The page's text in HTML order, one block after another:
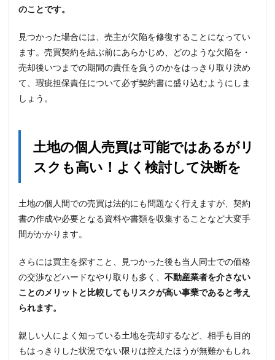
のことです。
見つかった場合には、売主が欠陥を修復することになってい
ます。売買契約を結ぶ前にあらかじめ、どのような欠陥を・
売却後いつまでの期間の責任を負うのかをはっきり取り決め
て、瑕疵担保責任について必ず契約書に盛り込むようにしま
しょう。
土地の個人売買は可能ではあるがリ
スクも高い！よく検討して決断を
土地の個人間での売買は法的にも問題なく行えますが、契約
書の作成や必要となる資料や書類を収集することなど大変手
間がかかります。
さらには買主を探すこと、見つかった後も当人同士での価格
の交渉などハードなやり取りも多く、 不動産業者を介さない
ことのメリットと比較してもリスクが高い事業であると考え
られます。
親しい人によく知っている土地を売却するなど、相手も目的
もはっきりした状況でない限りは控えたほうが無難かもしれ